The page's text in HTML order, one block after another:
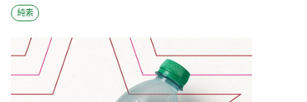
純素